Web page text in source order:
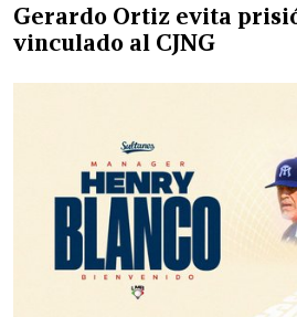
Gerardo Ortiz evita
vinculado al CJNG